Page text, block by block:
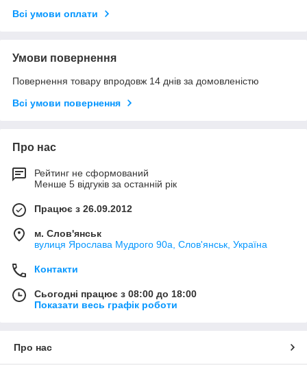
Всі умови оплати
Умови повернення
Повернення товару впродовж 14 днів за домовленістю
Всі умови повернення
Про нас
Рейтинг не сформований
Менше 5 відгуків за останній рік
Працює з 26.09.2012
м. Слов'янськ
вулиця Ярослава Мудрого 90а, Слов'янськ, Україна
Контакти
Сьогодні працює з 08:00 до 18:00
Показати весь графік роботи
Про нас